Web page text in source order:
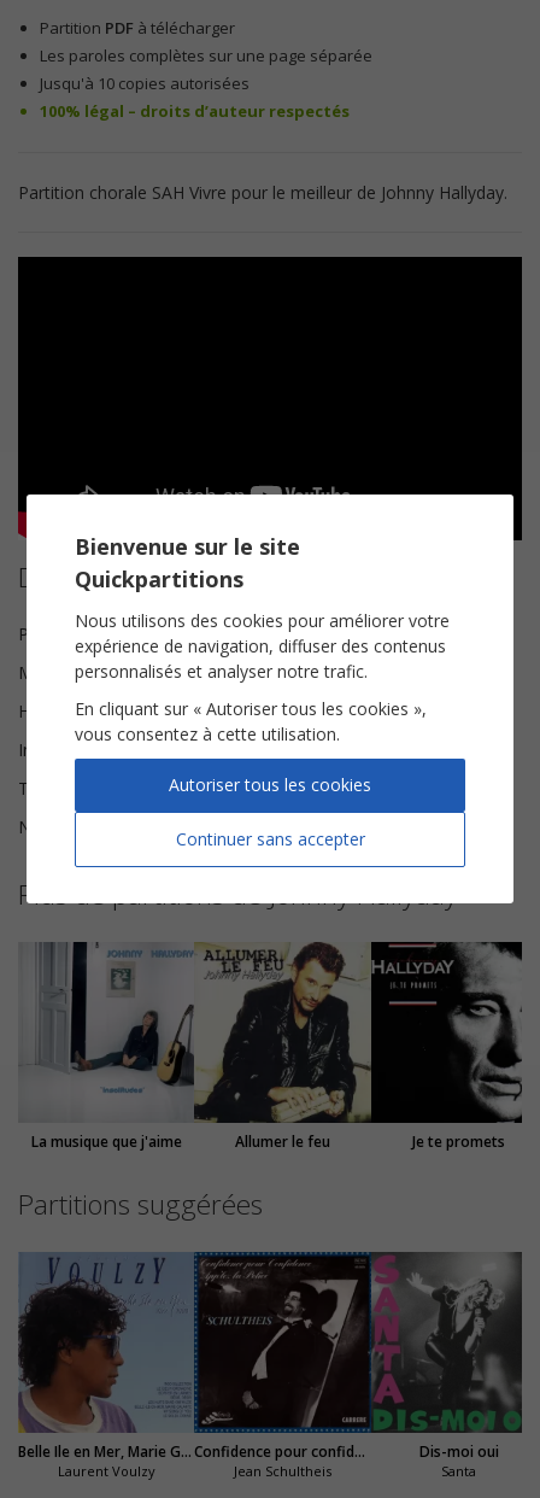
Partition PDF à télécharger
Les paroles complètes sur une page séparée
Jusqu'à 10 copies autorisées
100% légal – droits d’auteur respectés
Partition chorale SAH Vivre pour le meilleur de Johnny Hallyday.
Détails de la partition
Paroles
Lionel Florence
Musique
David Hallyday
Harmonisation
Brice Legée
Instrumentation
Tonalité
Sol♯ mineur
Nombre de pages
Plus de partitions de Johnny Hallyday
La musique que j'aime Allumer le feu Je te promets
Partitions suggérées
Belle Ile en Mer, Marie Galante
Laurent Voulzy
Confidence pour confidence
Jean Schultheis
Dis-moi oui
Santa
Bienvenue sur le site
Quickpartitions
Nous utilisons des cookies pour améliorer votre
expérience de navigation, diffuser des contenus
personnalisés et analyser notre trafic.
En cliquant sur « Autoriser tous les cookies »,
vous consentez à cette utilisation.
Continuer sans accepter
Autoriser tous les cookies